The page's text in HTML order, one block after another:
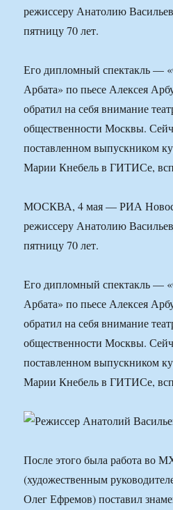
режиссеру Анатолию
пятницу 70 лет.
Его дипломный спектакль —
Арбата» по пьесе Алексея
обратил на себя внимание
общественности Москвы.
поставленном выпускником
Марии Кнебель в ГИТИСе,
МОСКВА, 4 мая — РИА
режиссеру Анатолию
пятницу 70 лет.
Его дипломный спектакль —
Арбата» по пьесе Алексея
обратил на себя внимание
общественности Москвы.
поставленном выпускником
Марии Кнебель в ГИТИСе,
После этого была работа во
(художественным
Олег Ефремов) поставил